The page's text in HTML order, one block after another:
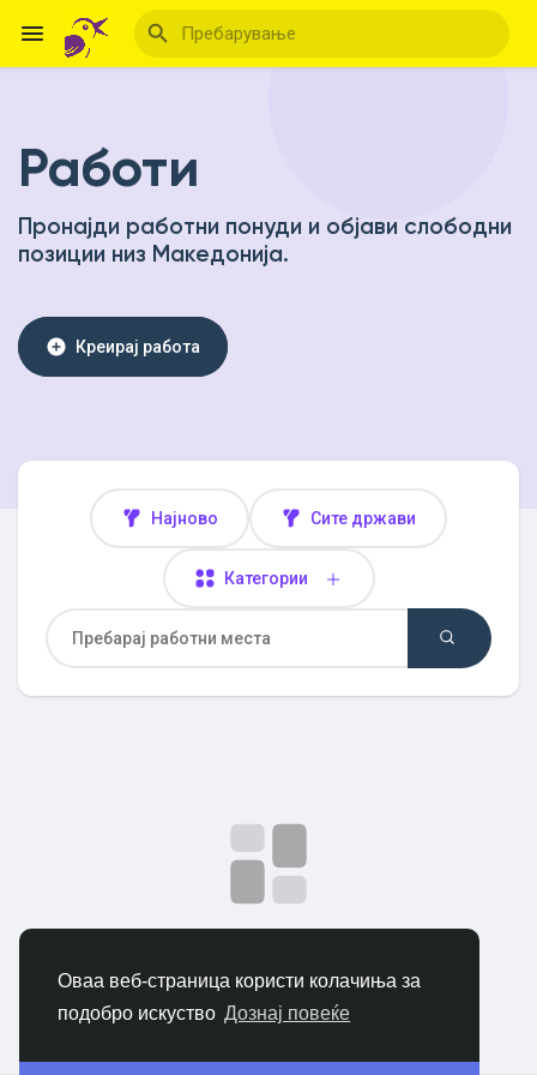
Оваа веб-страница користи колачиња за
подобро искуство Дознај повеќе
Reels
Откриј Настани
Мои настани
Откриј Блогови
Популарни објави
Работи
Пронајди работни понуди и објави слободни
позиции низ Македонија.
Креирај работа
Најново Сите држави
Категории